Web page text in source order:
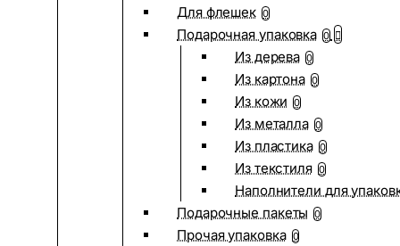
Для флешек 0
Подарочная упаковка 0
Из дерева 0
Из картона 0
Из кожи 0
Из металла 0
Из пластика 0
Из текстиля 0
Наполнители для
Подарочные пакеты 0
Прочая упаковка 0